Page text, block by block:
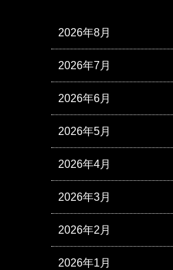
2026年8月
2026年7月
2026年6月
2026年5月
2026年4月
2026年3月
2026年2月
2026年1月